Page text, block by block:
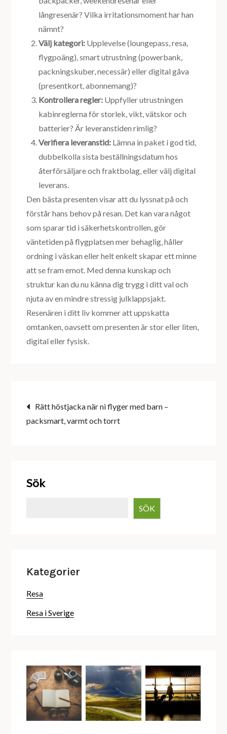
långresenär? Vilka irritationsmoment har han
nämnt?
Välj kategori: Upplevelse (loungepass, resa,
flygpoäng), smart utrustning (powerbank,
packningskuber, necessär) eller digital gåva
(presentkort, abonnemang)?
Kontrollera regler: Uppfyller utrustningen
kabinreglerna för storlek, vikt, vätskor och
batterier? Är leveranstiden rimlig?
Verifiera leveranstid: Lämna in paket i god tid,
dubbelkolla sista beställningsdatum hos
återförsäljare och fraktbolag, eller välj digital
leverans.
Den bästa presenten visar att du lyssnat på och
förstår hans behov på resan. Det kan vara något
som sparar tid i säkerhetskontrollen, gör
väntetiden på flygplatsen mer behaglig, håller
ordning i väskan eller helt enkelt skapar ett minne
att se fram emot. Med denna kunskap och
struktur kan du nu känna dig trygg i ditt val och
njuta av en mindre stressig julklappsjakt.
Resenären i ditt liv kommer att uppskatta
omtanken, oavsett om presenten är stor eller liten,
digital eller fysisk.
Inläggsnavigering
Rätt höstjacka när ni flyger med barn –
packsmart, varmt och torrt
Sök
SÖK
Kategorier
Resa
Resa i Sverige